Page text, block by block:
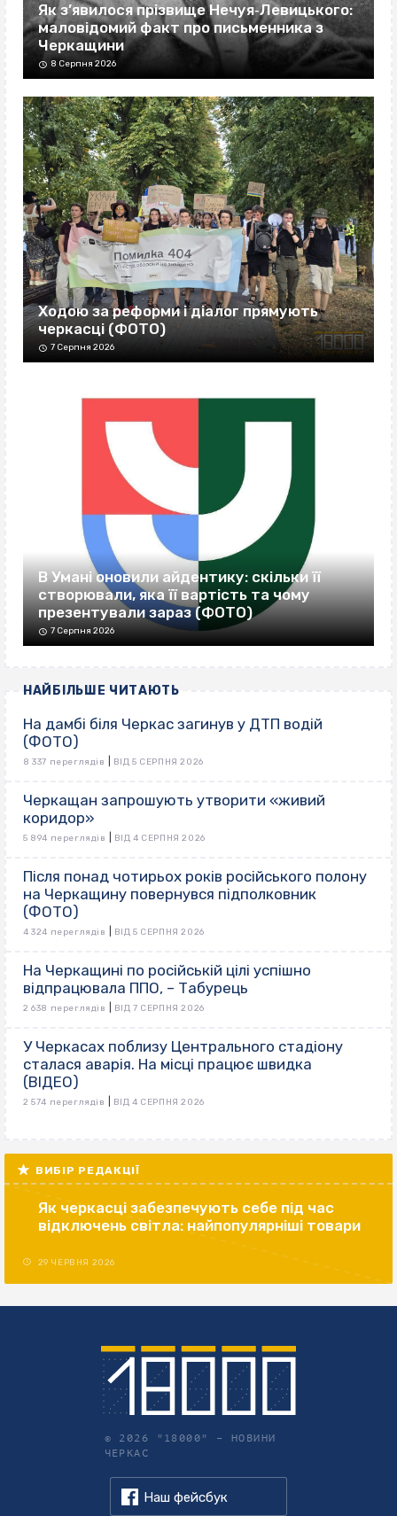
Як з’явилося прізвище Нечуя‐Левицького:
маловідомий факт про письменника з
Черкащини
8 Серпня 2026
Ходою за реформи і діалог прямують
черкасці (ФОТО)
7 Серпня 2026
В Умані оновили айдентику: скільки її
створювали, яка її вартість та чому
презентували зараз (ФОТО)
7 Серпня 2026
НАЙБІЛЬШЕ ЧИТАЮТЬ
На дамбі біля Черкас загинув у ДТП водій
(ФОТО)
8 337 переглядів ВІД 5 СЕРПНЯ 2026
Черкащан запрошують утворити «живий
коридор»
5 894 переглядів ВІД 4 СЕРПНЯ 2026
Після понад чотирьох років російського полону
на Черкащину повернувся підполковник
(ФОТО)
4 324 переглядів ВІД 5 СЕРПНЯ 2026
На Черкащині по російській цілі успішно
відпрацювала ППО, – Табурець
2 638 переглядів ВІД 7 СЕРПНЯ 2026
У Черкасах поблизу Центрального стадіону
сталася аварія. На місці працює швидка
(ВІДЕО)
2 574 переглядів ВІД 4 СЕРПНЯ 2026
ВИБІР РЕДАКЦІЇ
Як черкасці забезпечують себе під час
відключень світла: найпопулярніші товари
29 ЧЕРВНЯ 2026
© 2026 "18000" – НОВИНИ
ЧЕРКАС
Наш фейсбук